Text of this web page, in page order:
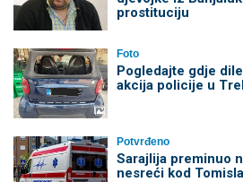
prostituciju
Foto
Pogledajte gdje
akcija policije u
Potvrđeno
Sarajlija preminuo
nesreći kod